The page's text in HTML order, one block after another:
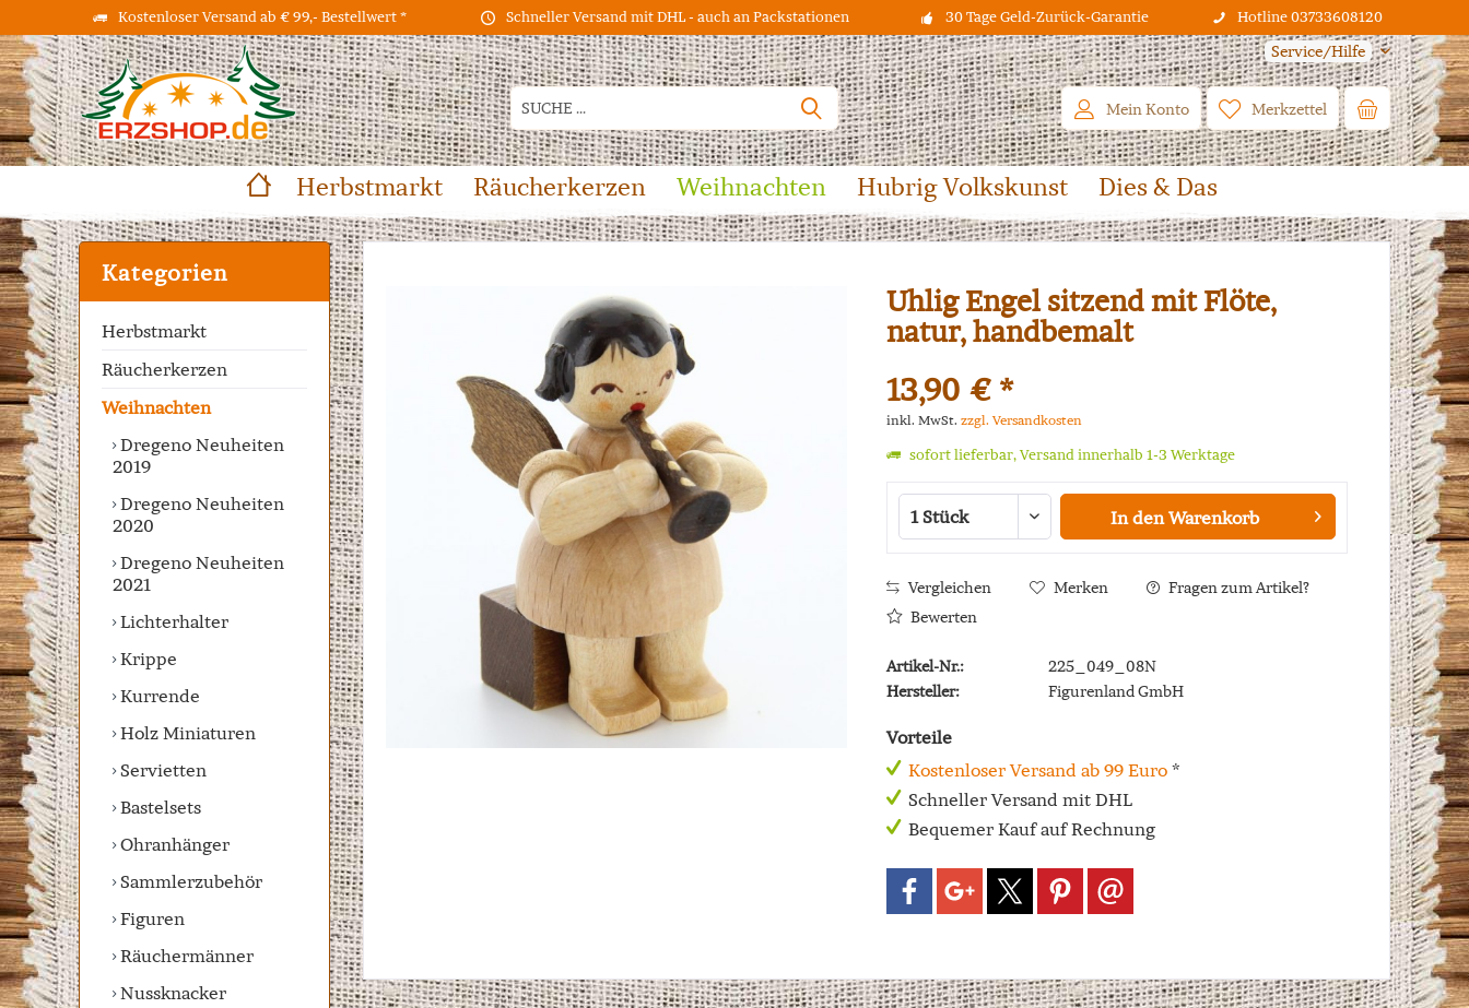
Kostenloser Versand ab € 99,- Bestellwert * Schneller Versand mit DHL - auch an Packstationen 30 Tage Geld-Zurück-Garantie Hotline 03733608120
Service/Hilfe
Merkzettel
Mein Konto
Herbstmarkt Räucherkerzen Weihnachten Hubrig Volkskunst Dies & Das
Kategorien
Herbstmarkt
Räucherkerzen
Weihnachten
Dregeno Neuheiten
2019
Dregeno Neuheiten
2020
Dregeno Neuheiten
2021
Lichterhalter
Krippe
Kurrende
Holz Miniaturen
Servietten
Bastelsets
Ohranhänger
Sammlerzubehör
Figuren
Räuchermänner
Nussknacker
Uhlig Engel sitzend mit Flöte,
natur, handbemalt
13,90 € *
inkl. MwSt. zzgl. Versandkosten
sofort lieferbar, Versand innerhalb 1-3 Werktage
In den Warenkorb
Vergleichen Merken
Fragen zum Artikel?
Bewerten
Artikel-Nr.:
225_049_08N
Hersteller:
Figurenland GmbH
Vorteile
Kostenloser Versand ab 99 Euro*
Schneller Versand mit DHL
Bequemer Kauf auf Rechnung